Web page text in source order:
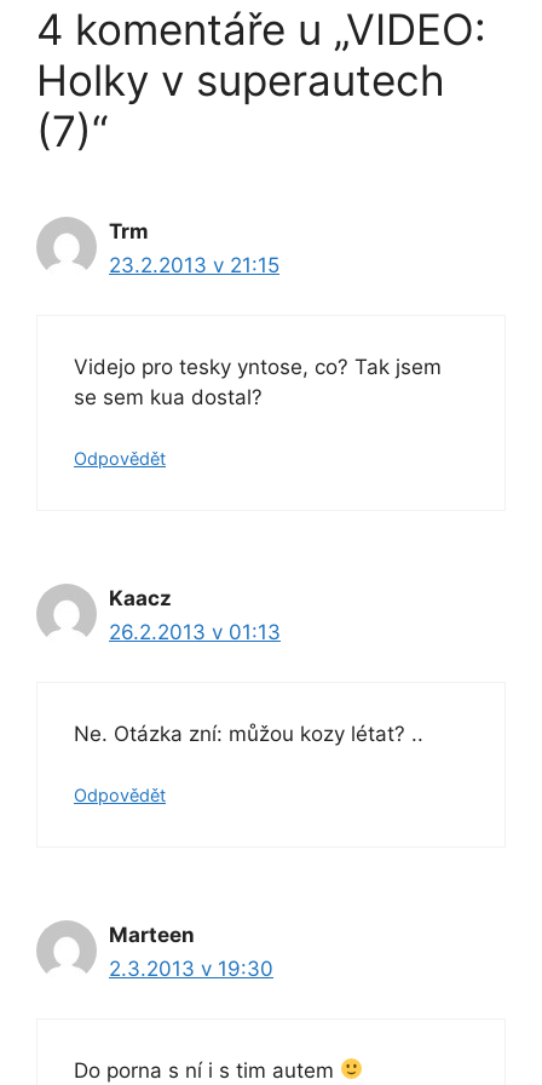
4 komentáře u „VIDEO:
Holky v superautech
(7)“
Trm
23.2.2013 v 21:15
Videjo pro tesky yntose, co? Tak jsem
se sem kua dostal?
Odpovědět
Kaacz
26.2.2013 v 01:13
Ne. Otázka zní: můžou kozy létat? ..
Odpovědět
Marteen
2.3.2013 v 19:30
Do porna s ní i s tim autem